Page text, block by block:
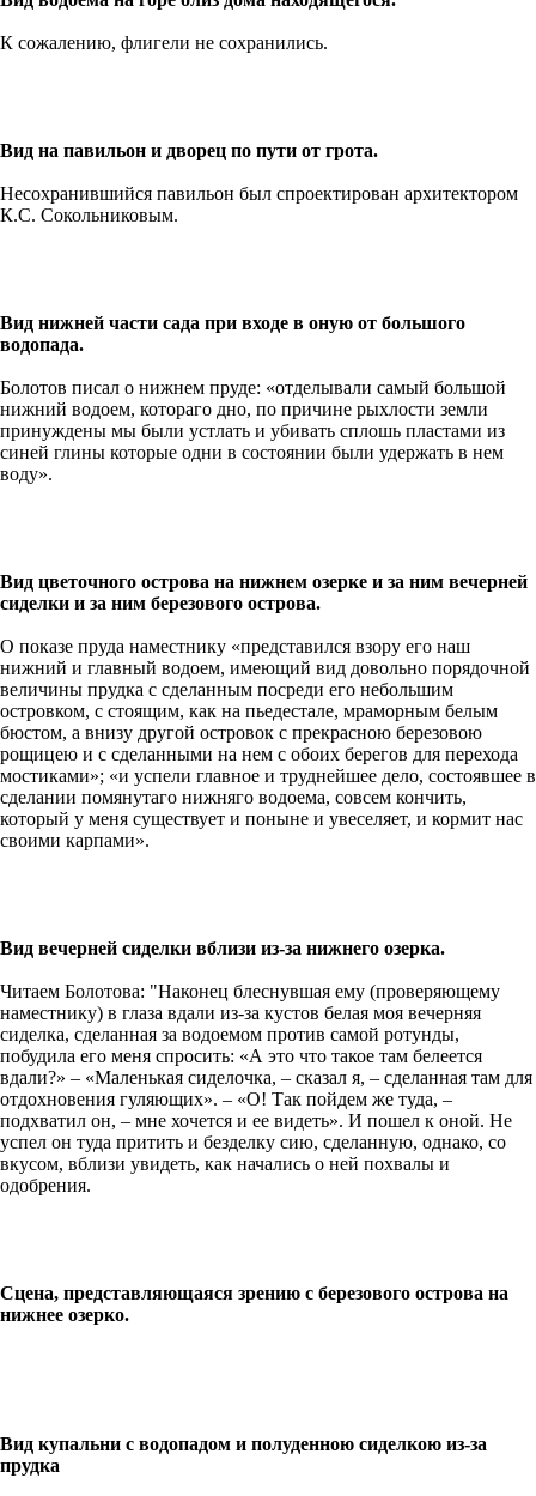
К сожалению, флигели не сохранились.
Вид на павильон и дворец по пути от грота.
Несохранившийся павильон был спроектирован архитектором
К.С. Сокольниковым.
Вид нижней части сада при входе в оную от большого
водопада.
Болотов писал о нижнем пруде: «отделывали самый большой
нижний водоем, котораго дно, по причине рыхлости земли
принуждены мы были устлать и убивать сплошь пластами из
синей глины которые одни в состоянии были удержать в нем
воду».
Вид цветочного острова на нижнем озерке и за ним вечерней
сиделки и за ним березового острова.
О показе пруда наместнику «представился взору его наш
нижний и главный водоем, имеющий вид довольно порядочной
величины прудка с сделанным посреди его небольшим
островком, с стоящим, как на пьедестале, мраморным белым
бюстом, а внизу другой островок с прекрасною березовою
рощицею и с сделанными на нем с обоих берегов для перехода
мостиками»; «и успели главное и труднейшее дело, состоявшее в
сделании помянутаго нижняго водоема, совсем кончить,
который у меня существует и поныне и увеселяет, и кормит нас
своими карпами».
Вид вечерней сиделки вблизи из-за нижнего озерка.
Читаем Болотова: "Наконец блеснувшая ему (проверяющему
наместнику) в глаза вдали из-за кустов белая моя вечерняя
сиделка, сделанная за водоемом против самой ротунды,
побудила его меня спросить: «А это что такое там белеется
вдали?» – «Маленькая сиделочка, – сказал я, – сделанная там для
отдохновения гуляющих». – «О! Так пойдем же туда, –
подхватил он, – мне хочется и ее видеть». И пошел к оной. Не
успел он туда притить и безделку сию, сделанную, однако, со
вкусом, вблизи увидеть, как начались о ней похвалы и
одобрения.
Сцена, представляющаяся зрению с березового острова на
нижнее озерко.
Вид купальни с водопадом и полуденною сиделкою из-за
прудка